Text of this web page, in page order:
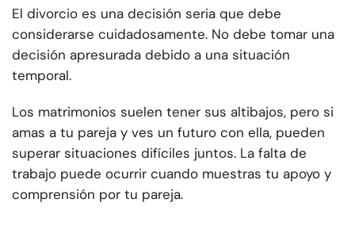
El divorcio es una decisión seria que debe
considerarse cuidadosamente. No debe tomar una
decisión apresurada debido a una situación
temporal.
Los matrimonios suelen tener sus altibajos, pero si
amas a tu pareja y ves un futuro con ella, pueden
superar situaciones difíciles juntos. La falta de
trabajo puede ocurrir cuando muestras tu apoyo y
comprensión por tu pareja.